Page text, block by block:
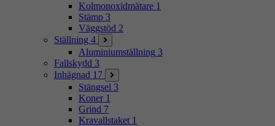
Kolmonoxidmätare 1
Stämp 3
Väggstöd 2
Ställning 4
Aluminiumställning 3
Fallskydd 3
Inhägnad 17
Stängsel 3
Koner 1
Grind 7
Kravallstaket 1